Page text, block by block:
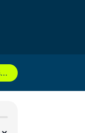
Přihlášení